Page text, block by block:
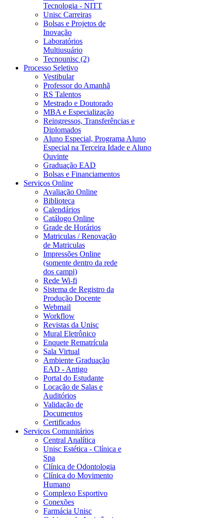
Tecnologia - NITT
Unisc Carreiras
Bolsas e Projetos de
Inovação
Laboratórios
Multiusuário
Tecnounisc (2)
Processo Seletivo
Vestibular
Professor do Amanhã
RS Talentos
Mestrado e Doutorado
MBA e Especialização
Reingressos, Transferências e
Diplomados
Aluno Especial, Programa Aluno
Especial na Terceira Idade e Aluno
Ouvinte
Graduação EAD
Bolsas e Financiamentos
Serviços Online
Avaliação Online
Biblioteca
Calendários
Catálogo Online
Grade de Horários
Matriculas / Renovação
de Matriculas
Impressões Online
(somente dentro da rede
dos campi)
Rede Wi-fi
Sistema de Registro da
Produção Docente
Webmail
Workflow
Revistas da Unisc
Mural Eletrônico
Enquete Rematrícula
Sala Virtual
Ambiente Graduação
EAD - Antigo
Portal do Estudante
Locação de Salas e
Auditórios
Validação de
Documentos
Certificados
Serviços Comunitários
Central Analítica
Unisc Estética - Clínica e
Spa
Clínica de Odontologia
Clínica do Movimento
Humano
Complexo Esportivo
Conexões
Farmácia Unisc